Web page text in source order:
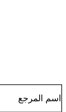
المرجع